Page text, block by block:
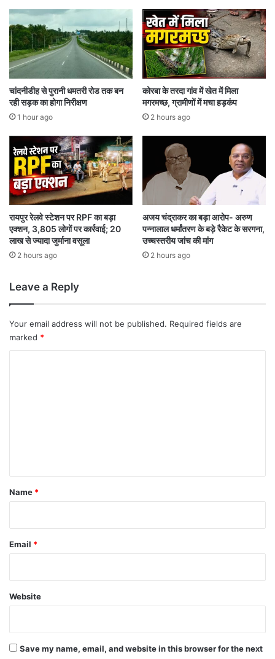
फ
प
ठा
न
ने
इ
स्ती
फे
से
या
का
र
न
ई
मु
सी
ब
त
?
चांदनीडीह से पुरानी धमतरी रोड तक बन
रही सड़क का होगा निरीक्षण
1 hour ago
कोरबा के तरदा गांव में खेत में मिला
मगरमच्छ, ग्रामीणों में मचा हड़कंप
2 hours ago
रायपुर रेलवे स्टेशन पर RPF का बड़ा
एक्शन, 3,805 लोगों पर कार्रवाई; 20
लाख से ज्यादा जुर्माना वसूला
2 hours ago
अजय चंद्राकर का बड़ा आरोप- अरुण
पन्नालाल धर्मांतरण के बड़े रैकेट के सरगना,
उच्चस्तरीय जांच की मांग
2 hours ago
Leave a Reply
Your email address will not be published. Required fields are
marked *
*
Name *
Email *
Website
Save my name, email, and website in this browser for the next